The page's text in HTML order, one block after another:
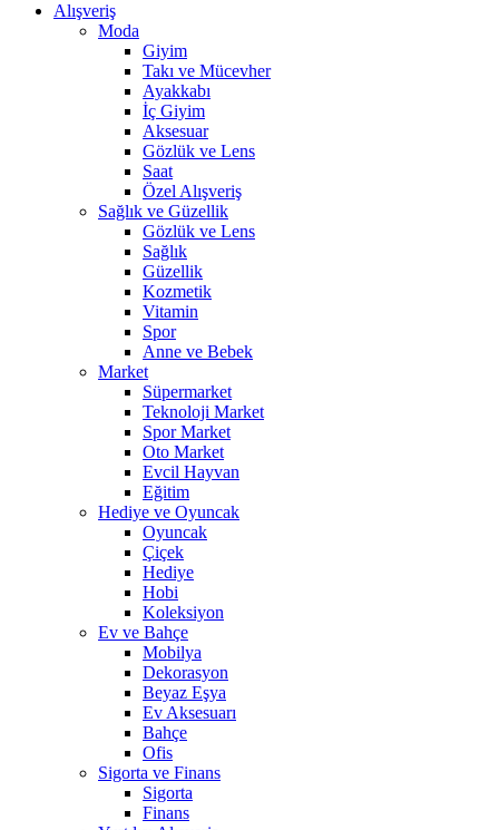
Alışveriş
Moda
Giyim
Takı ve Mücevher
Ayakkabı
İç Giyim
Aksesuar
Gözlük ve Lens
Saat
Özel Alışveriş
Sağlık ve Güzellik
Gözlük ve Lens
Sağlık
Güzellik
Kozmetik
Vitamin
Spor
Anne ve Bebek
Market
Süpermarket
Teknoloji Market
Spor Market
Oto Market
Evcil Hayvan
Eğitim
Hediye ve Oyuncak
Oyuncak
Çiçek
Hediye
Hobi
Koleksiyon
Ev ve Bahçe
Mobilya
Dekorasyon
Beyaz Eşya
Ev Aksesuarı
Bahçe
Ofis
Sigorta ve Finans
Sigorta
Finans